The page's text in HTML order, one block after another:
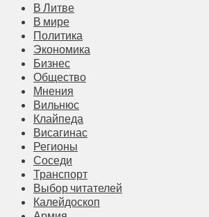
В Литве
В мире
Политика
Экономика
Бизнес
Общество
Мнения
Вильнюс
Клайпеда
Висагинас
Регионы
Соседи
Транспорт
Выбор читателей
Калейдоскоп